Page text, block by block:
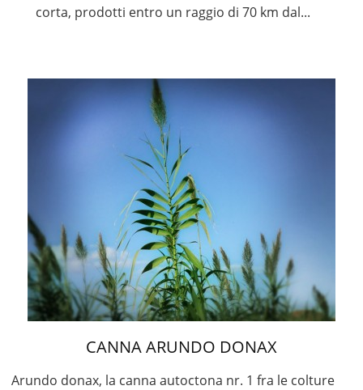
corta, prodotti entro un raggio di 70 km dal...
CANNA ARUNDO DONAX
Arundo donax, la canna autoctona nr. 1 fra le colture